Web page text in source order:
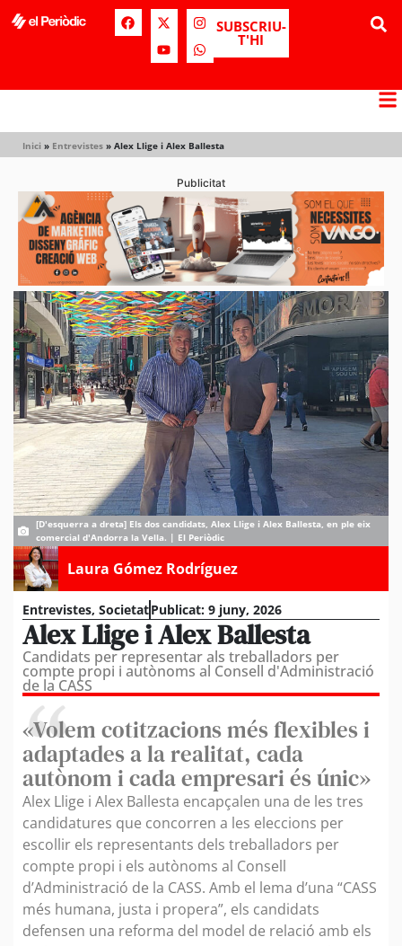
SUBSCRIU-
T'HI
Inici » Entrevistes » Alex Llige i Alex Ballesta
Publicitat
[D'esquerra a dreta] Els dos candidats, Alex Llige i Alex Ballesta, en ple eix
comercial d'Andorra la Vella. | El Periòdic
Laura Gómez Rodríguez
Entrevistes, SocietatPublicat: 9 juny, 2026
Alex Llige i Alex Ballesta
Candidats per representar als treballadors per
compte propi i autònoms al Consell d'Administració
de la CASS
«Volem cotitzacions més flexibles i
adaptades a la realitat, cada
autònom i cada empresari és únic»
Alex Llige i Alex Ballesta encapçalen una de les tres
candidatures que concorren a les eleccions per
escollir els representants dels treballadors per
compte propi i els autònoms al Consell
d’Administració de la CASS. Amb el lema d’una “CASS
més humana, justa i propera”, els candidats
defensen una reforma del model de relació amb els